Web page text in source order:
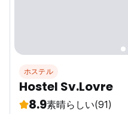
ホステル
Hostel Sv.Lovre
8.9素晴らしい(91)